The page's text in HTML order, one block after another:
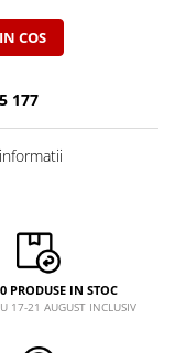
COS
177
PRODUSE IN STOC
17-21 AUGUST INCLUSIV